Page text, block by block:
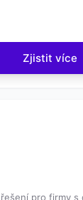
Zjistit více
pro firmy